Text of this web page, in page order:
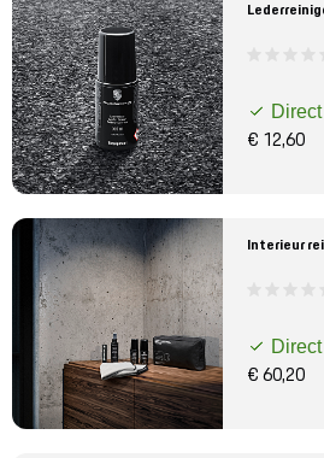
€ 12,60
Interieur
€ 60,20